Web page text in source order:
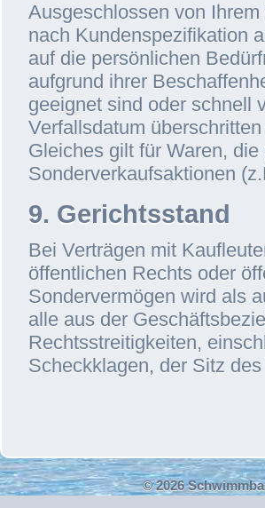
Ausgeschlossen von
nach Kundenspezifikation
auf die persönlichen
aufgrund ihrer
geeignet sind oder schnell
Verfallsdatum
Gleiches gilt für Waren,
Sonderverkaufsaktionen
9. Gerichtsstand
Bei Verträgen mit
öffentlichen Rechts oder
Sondervermögen wird als
alle aus der
Rechtsstreitigkeiten,
Scheckklagen, der Sitz
© 2026